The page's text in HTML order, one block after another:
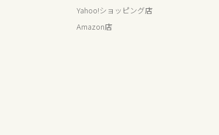
Yahoo!ショッピング店
Amazon店